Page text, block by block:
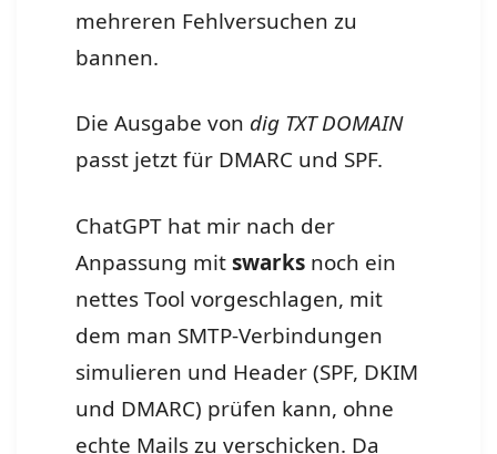
mehreren Fehlversuchen zu
bannen.
Die Ausgabe von dig TXT DOMAIN
passt jetzt für DMARC und SPF.
ChatGPT hat mir nach der
Anpassung mitswarks noch ein
nettes Tool vorgeschlagen, mit
dem man SMTP-Verbindungen
simulieren und Header (SPF, DKIM
und DMARC) prüfen kann, ohne
echte Mails zu verschicken. Da